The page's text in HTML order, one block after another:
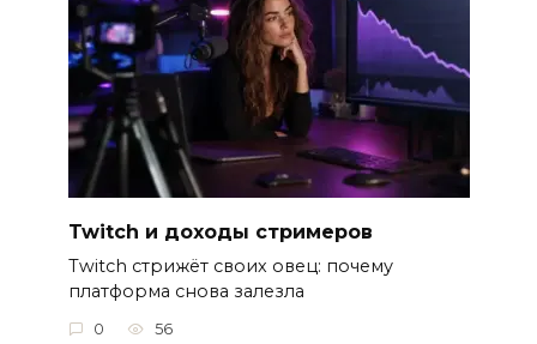
Twitch и доходы стримеров
Twitch стрижёт своих овец: почему
платформа снова залезла
0 56